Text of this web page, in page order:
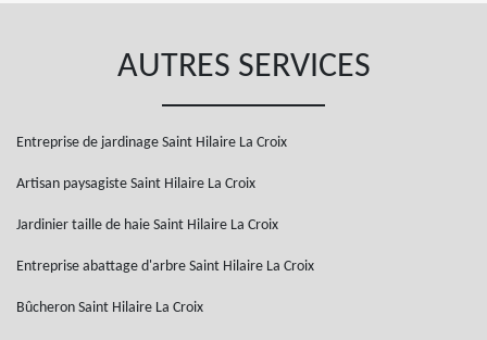
AUTRES SERVICES
Entreprise de jardinage Saint Hilaire La Croix
Artisan paysagiste Saint Hilaire La Croix
Jardinier taille de haie Saint Hilaire La Croix
Entreprise abattage d'arbre Saint Hilaire La Croix
Bûcheron Saint Hilaire La Croix